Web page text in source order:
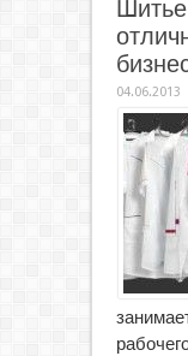
04.06.2013